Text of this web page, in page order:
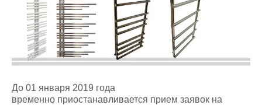
До 01 января 2019 года
временно приостанавливается прием заявок на